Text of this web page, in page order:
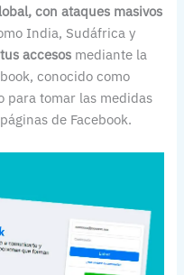
con ataques masivos
India, Sudáfrica y
accesos mediante la
conocido como
para tomar las medidas
de Facebook.